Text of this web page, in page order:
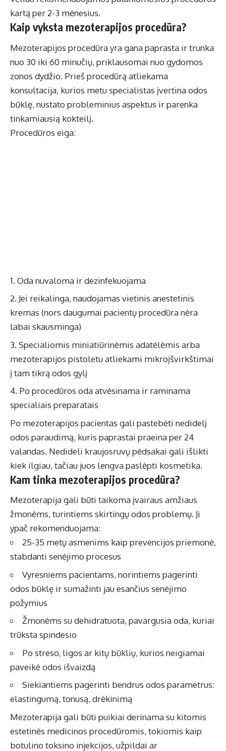
kartą per 2-3 mėnesius.
Kaip vyksta mezoterapijos procedūra?
Mezoterapijos procedūra yra gana paprasta ir trunka
nuo 30 iki 60 minučių, priklausomai nuo gydomos
zonos dydžio. Prieš procedūrą atliekama
konsultacija, kurios metu specialistas įvertina odos
būklę, nustato probleminius aspektus ir parenka
tinkamiausią kokteilį.
Procedūros eiga:
Oda nuvaloma ir dezinfekuojama
Jei reikalinga, naudojamas vietinis anestetinis
kremas (nors daugumai pacientų procedūra nėra
labai skausminga)
Specialiomis miniatiūrinėmis adatėlėmis arba
mezoterapijos pistoletu atliekami mikroįšvirkštimai
į tam tikrą odos gylį
Po procedūros oda atvėsinama ir raminama
specialiais preparatais
Po mezoterapijos pacientas gali pastebėti nedidelį
odos paraudimą, kuris paprastai praeina per 24
valandas. Nedideli kraujosruvų pėdsakai gali išlikti
kiek ilgiau, tačiau juos lengva paslėpti kosmetika.
Kam tinka mezoterapijos procedūra?
Mezoterapija gali būti taikoma įvairaus amžiaus
žmonėms, turintiems skirtingų odos problemų. Ji
ypač rekomenduojama:
25-35 metų asmenims kaip prevencijos priemonė,
stabdanti senėjimo procesus
Vyresniems pacientams, norintiems pagerinti
odos būklę ir sumažinti jau esančius senėjimo
požymius
Žmonėms su dehidratuota, pavargusia oda, kuriai
trūksta spindesio
Po streso, ligos ar kitų būklių, kurios neigiamai
paveikė odos išvaizdą
Siekiantiems pagerinti bendrus odos parametrus:
elastingumą, tonusą, drėkinimą
Mezoterapija gali būti puikiai derinama su kitomis
estetinės medicinos procedūromis, tokiomis kaip
botulino toksino injekcijos, užpildai ar